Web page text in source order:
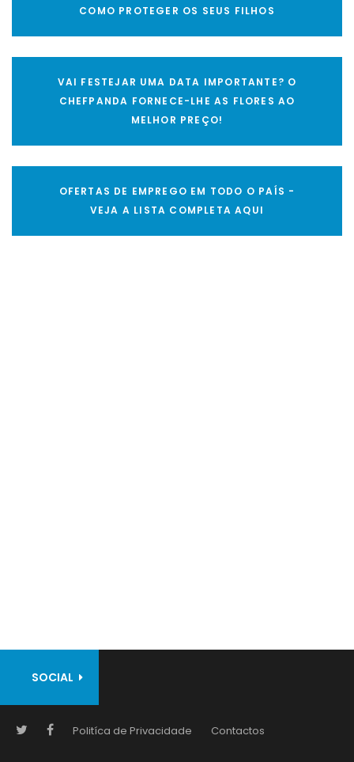
COMO PROTEGER OS SEUS FILHOS
VAI FESTEJAR UMA DATA IMPORTANTE? O
CHEFPANDA FORNECE-LHE AS FLORES AO
MELHOR PREÇO!
OFERTAS DE EMPREGO EM TODO O PAÍS -
VEJA A LISTA COMPLETA AQUI
SOCIAL
Politíca de Privacidade Contactos